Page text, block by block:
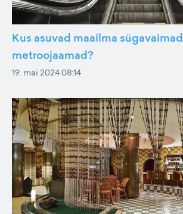
Kus asuvad maailma sügavaimad
metroojaamad?
19. mai 2024 08:14